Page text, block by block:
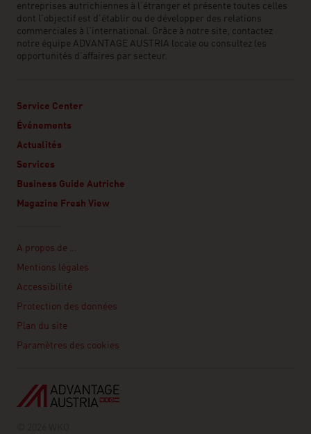
entreprises autrichiennes à l’étranger et présente toutes celles
dont l'objectif est d'établir ou de développer des relations
commerciales à l'international. Grâce à notre site, contactez
notre équipe ADVANTAGE AUSTRIA locale ou consultez les
opportunités d’affaires par secteur.
Service Center
Événements
Actualités
Services
Business Guide Autriche
Magazine Fresh View
A propos de …
Mentions légales
Accessibilité
Protection des données
Plan du site
Paramètres des cookies